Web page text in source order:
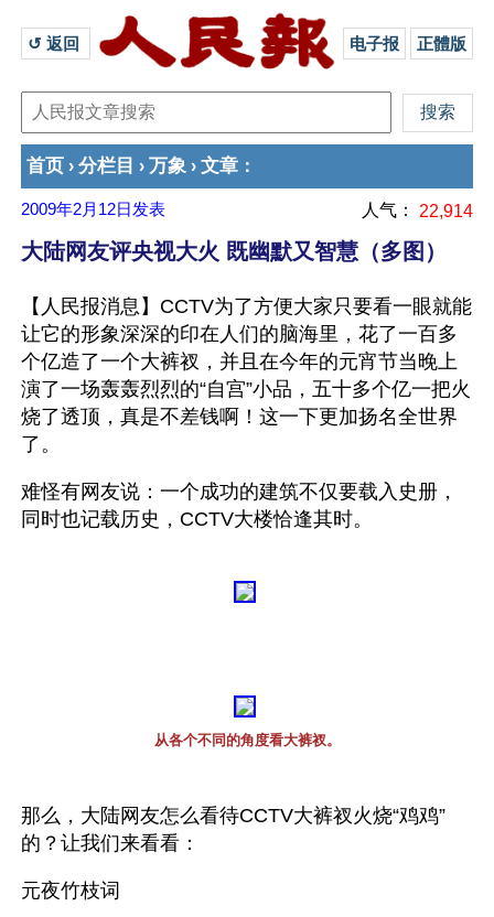
↺ 返回 电子报 正體版
首页 › 分栏目 › 万象 › 文章 ：
2009年2月12日 发表 人气： 22,914
大陆网友评央视大火 既幽默又智慧（多图）
【人民报消息】CCTV为了方便大家只要看一眼就能
让它的形象深深的印在人们的脑海里，花了一百多
个亿造了一个大裤衩，并且在今年的元宵节当晚上
演了一场轰轰烈烈的“自宫”小品，五十多个亿一把火
烧了透顶，真是不差钱啊！这一下更加扬名全世界
了。
难怪有网友说：一个成功的建筑不仅要载入史册，
同时也记载历史，CCTV大楼恰逢其时。
从各个不同的角度看大裤衩。
那么，大陆网友怎么看待CCTV大裤衩火烧“鸡鸡”
的？让我们来看看：
元夜竹枝词